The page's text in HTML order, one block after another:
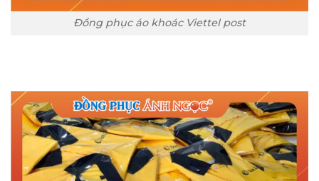
Đồng phục áo khoác Viettel post